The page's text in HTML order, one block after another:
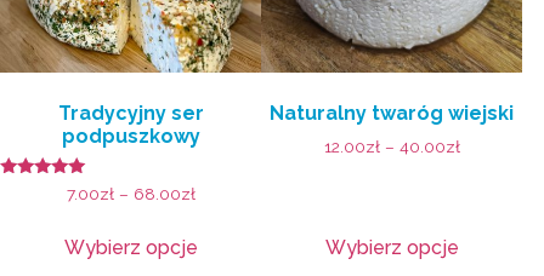
Tradycyjny ser
podpuszkowy
Oceniono7.00zł– 68.00zł
Wybierz opcje
Naturalny twaróg wiejski
12.00zł– 40.00zł
Wybierz opcje